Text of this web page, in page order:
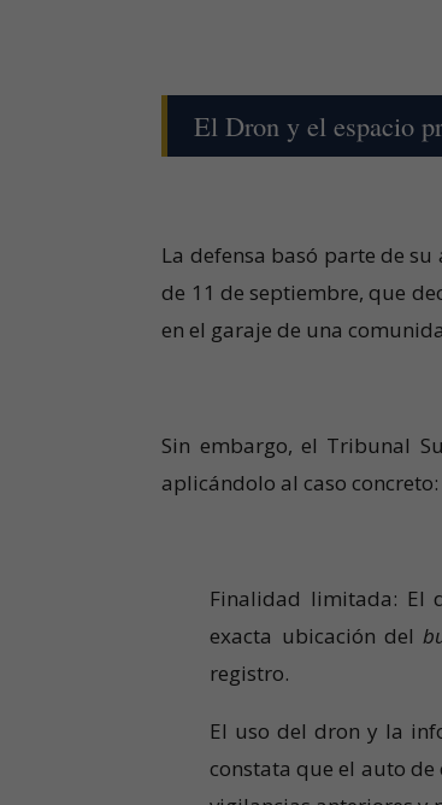
El Dron y el espacio
La defensa basó parte de
de 11 de septiembre, que
en el garaje de una
Sin embargo, el Tribunal
aplicándolo al caso concreto:
Finalidad limitada: El
exacta ubicación del
registro.
El uso del dron y la
constata que el auto